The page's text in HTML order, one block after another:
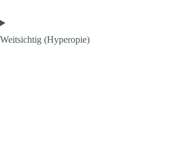
Weitsichtig (Hyperopie)